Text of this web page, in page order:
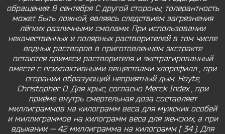
обращения: 8 сентября С другой стороны, толерантность
может быть ложной, являясь следствием загрязнения
лёгких различными смолами. При использовании
некачественных и полярных растворителей в том числе
водных растворов в приготовленном экстракте
остаются примеси растворителя и экстрагированный
вместе с психоактивными веществами хлорофилл , при
сгорании образующий неприятный дым. Hoyte,
Christopher O. Для крыс, согласно Merck Index , при
приёме внутрь смертельная доза составляет
миллиграммов на килограмм веса для мужских особей
и миллиграммов на килограмм веса для женских, а при
вдыхании — 42 миллиграмма на килограмм [ 34 ]. Для